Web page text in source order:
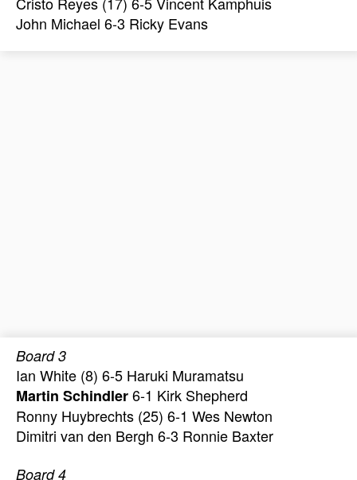
John Michael 6-3 Ricky Evans
Board 3
Ian White (8) 6-5 Haruki Muramatsu
Martin Schindler6-1 Kirk Shepherd
Ronny Huybrechts (25) 6-1 Wes Newton
Dimitri van den Bergh 6-3 Ronnie Baxter
Board 4